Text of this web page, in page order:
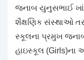
જનાબ યુનુસભાઈ
શૈક્ષણિક સંસ્થાઓ
સ્કૂલના પ્રમુખ
હાઇસ્કૂલ